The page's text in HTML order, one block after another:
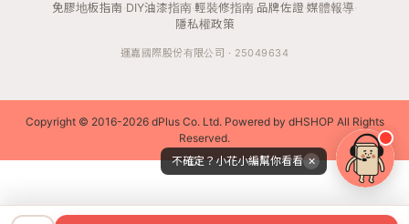
免膠地板指南 ·DIY油漆指南·輕裝修指南·品牌佐證·媒體報導·
隱私權政策
運嘉國際股份有限公司 · 25049634
Copyright © 2016-2026 dPlus Co. Ltd. Powered by dHSHOP All Rights
Reserved.
不確定？小花小編幫你看看 ✕